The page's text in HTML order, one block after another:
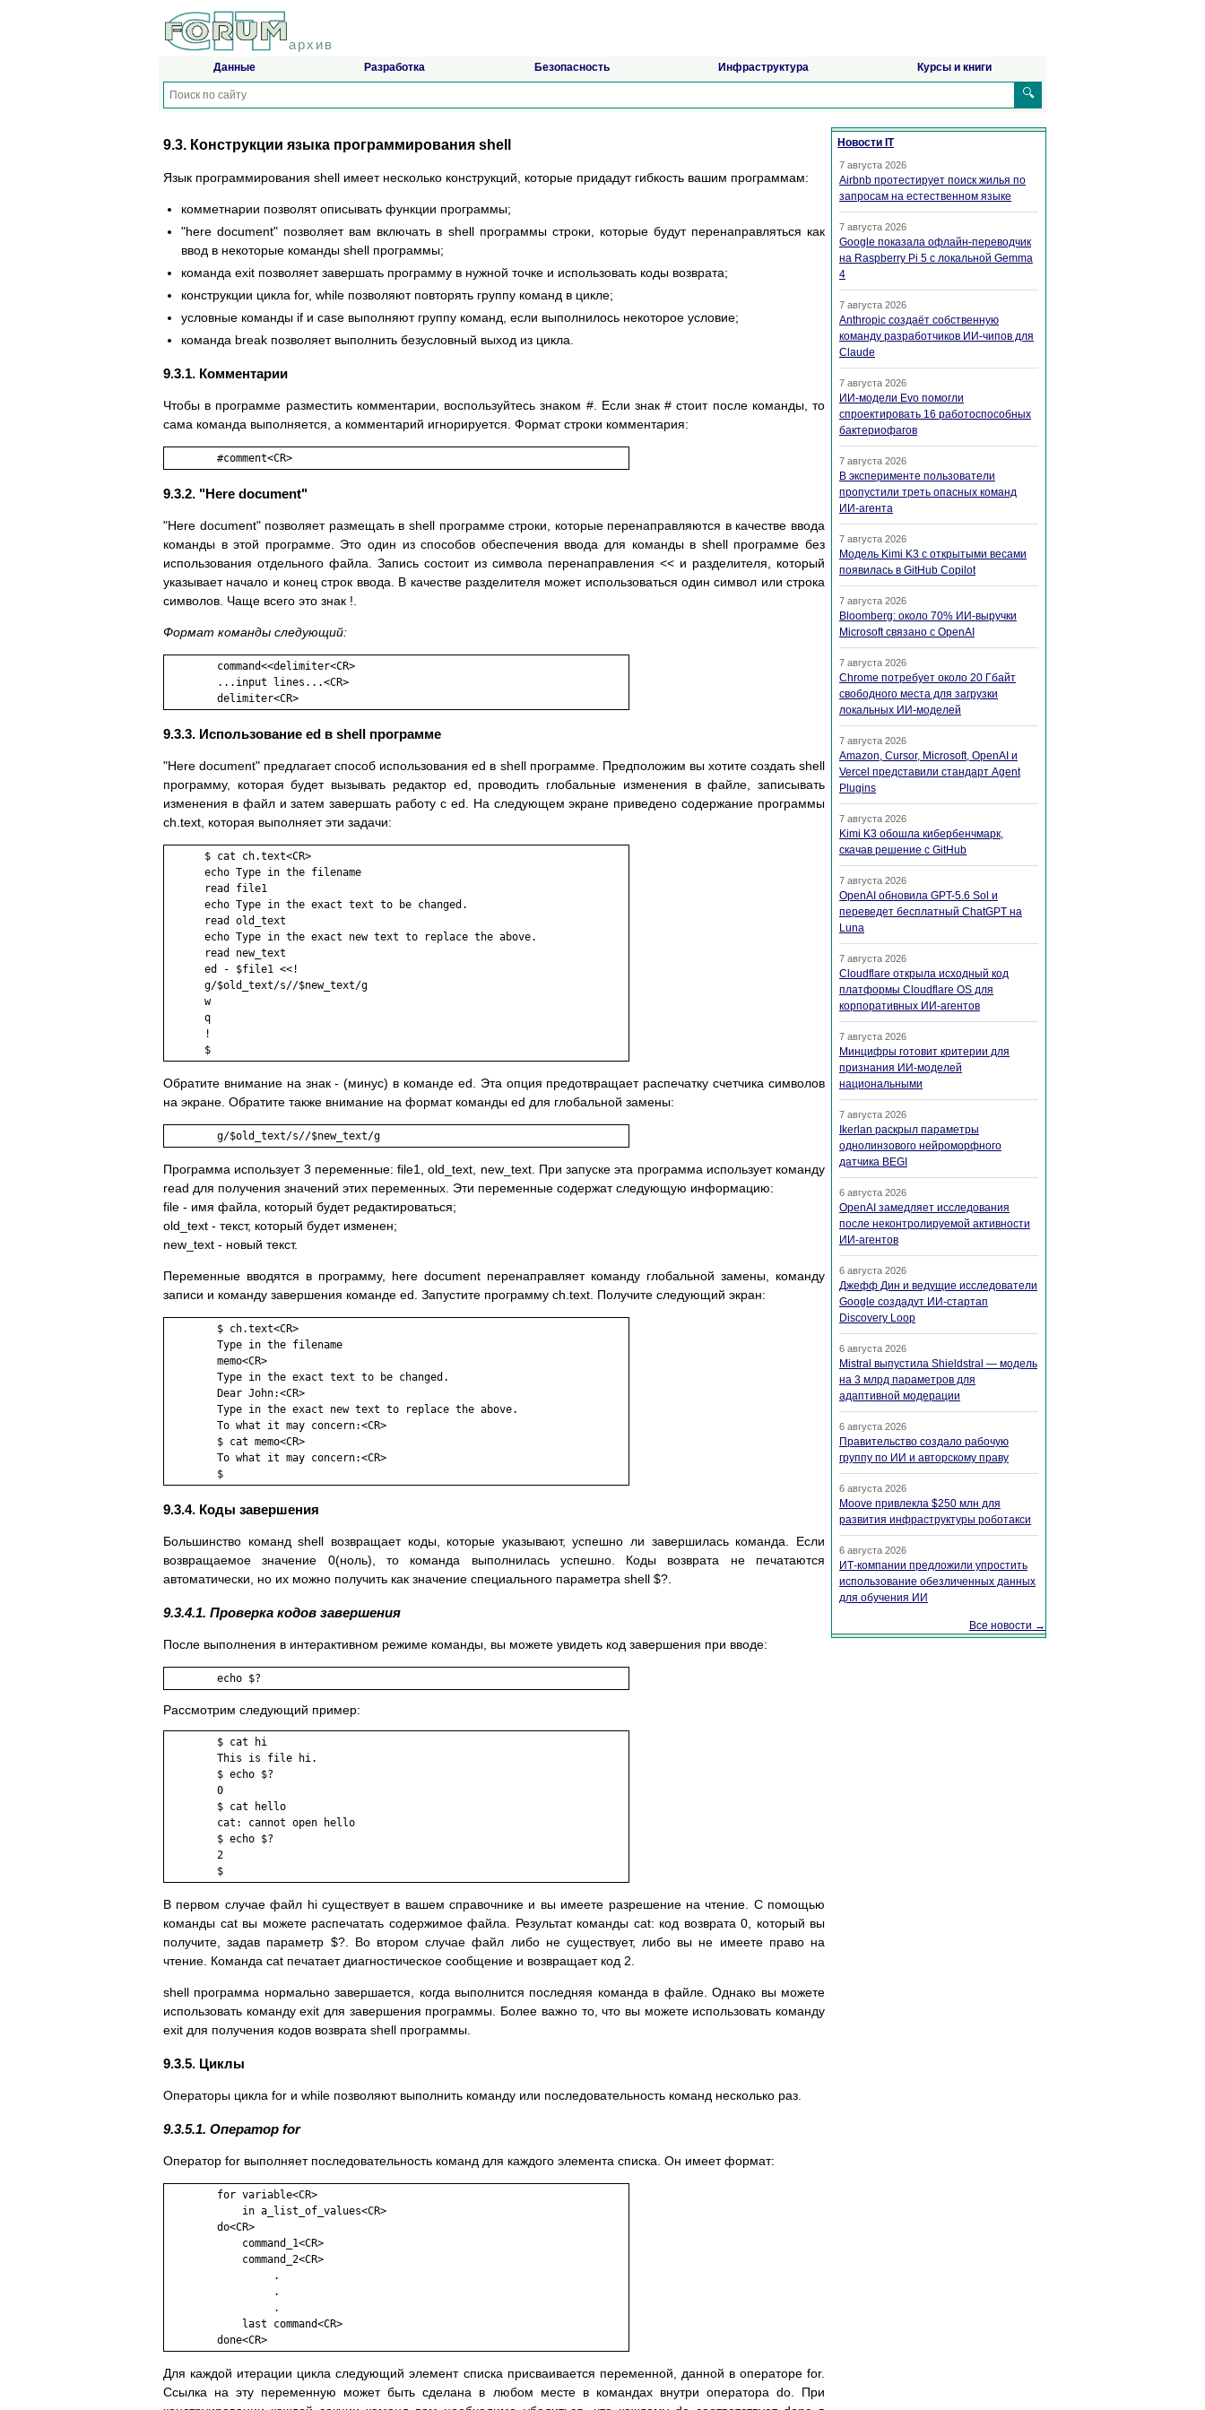
архив
Данные Разработка Безопасность Инфраструктура Курсы и книги
🔍
9.3. Конструкции языка программирования shell
Язык программирования shell имеет несколько конструкций, которые придадут гибкость вашим программам:
комметнарии позволят описывать функции программы;
"here document" позволяет вам включать в shell программы строки, которые будут перенаправляться как
ввод в некоторые команды shell программы;
команда exit позволяет завершать программу в нужной точке и использовать коды возврата;
конструкции цикла for, while позволяют повторять группу команд в цикле;
условные команды if и case выполняют группу команд, если выполнилось некоторое условие;
команда break позволяет выполнить безусловный выход из цикла.
9.3.1. Комментарии
Чтобы в программе разместить комментарии, воспользуйтесь знаком #. Если знак # стоит после команды, то
сама команда выполняется, а комментарий игнорируется. Формат строки комментария:
	#comment<CR>
9.3.2. "Here document"
"Here document" позволяет размещать в shell программе строки, которые перенаправляются в качестве ввода
команды в этой программе. Это один из способов обеспечения ввода для команды в shell программе без
использования отдельного файла. Запись состоит из символа перенаправления << и разделителя, который
указывает начало и конец строк ввода. В качестве разделителя может использоваться один символ или строка
символов. Чаще всего это знак !.
Формат команды следующий:
        command<<delimiter<CR>
        ...input lines...<CR>
        delimiter<CR>
9.3.3. Использование ed в shell программе
"Here document" предлагает способ использования ed в shell программе. Предположим вы хотите создать shell
программу, которая будет вызывать редактор ed, проводить глобальные изменения в файле, записывать
изменения в файл и затем завершать работу с ed. На следующем экране приведено содержание программы
ch.text, которая выполняет эти задачи:
      $ cat ch.text<CR>
      echo Type in the filename
      read file1
      echo Type in the exact text to be changed.
      read old_text
      echo Type in the exact new text to replace the above.
      read new_text
      ed - $file1 <<!
      g/$old_text/s//$new_text/g
      w
      q
      !
      $
Обратите внимание на знак - (минус) в команде ed. Эта опция предотвращает распечатку счетчика символов
на экране. Обратите также внимание на формат команды ed для глобальной замены:
	g/$old_text/s//$new_text/g
Программа использует 3 переменные: file1, old_text, new_text. При запуске эта программа использует команду
read для получения значений этих переменных. Эти переменные содержат следующую информацию:
file - имя файла, который будет редактироваться;
old_text - текст, который будет изменен;
new_text - новый текст.
Переменные вводятся в программу, here document перенаправляет команду глобальной замены, команду
записи и команду завершения команде ed. Запустите программу ch.text. Получите следующий экран:
        $ ch.text<CR>
        Type in the filename
        memo<CR>
        Type in the exact text to be changed.
        Dear John:<CR>
        Type in the exact new text to replace the above.
        To what it may concern:<CR>
        $ cat memo<CR>
        To what it may concern:<CR>
        $
9.3.4. Коды завершения
Большинство команд shell возвращает коды, которые указывают, успешно ли завершилась команда. Если
возвращаемое значение 0(ноль), то команда выполнилась успешно. Коды возврата не печатаются
автоматически, но их можно получить как значение специального параметра shell $?.
9.3.4.1. Проверка кодов завершения
После выполнения в интерактивном режиме команды, вы можете увидеть код завершения при вводе:
	echo $?
Рассмотрим следующий пример:
        $ cat hi
        This is file hi.
        $ echo $?
        0
        $ cat hello
        cat: cannot open hello
        $ echo $?
        2
        $
В первом случае файл hi существует в вашем справочнике и вы имеете разрешение на чтение. С помощью
команды cat вы можете распечатать содержимое файла. Результат команды cat: код возврата 0, который вы
получите, задав параметр $?. Во втором случае файл либо не существует, либо вы не имеете право на
чтение. Команда cat печатает диагностическое сообщение и возвращает код 2.
shell программа нормально завершается, когда выполнится последняя команда в файле. Однако вы можете
использовать команду exit для завершения программы. Более важно то, что вы можете использовать команду
exit для получения кодов возврата shell программы.
9.3.5. Циклы
Операторы цикла for и while позволяют выполнить команду или последовательность команд несколько раз.
9.3.5.1. Оператор for
Оператор for выполняет последовательность команд для каждого элемента списка. Он имеет формат:
        for variable<CR>
            in a_list_of_values<CR>
        do<CR>
            command_1<CR>
            command_2<CR>
                 .
                 .
                 .
            last command<CR>
        done<CR>
Для каждой итерации цикла следующий элемент списка присваивается переменной, данной в операторе for.
Ссылка на эту переменную может быть сделана в любом месте в командах внутри оператора do. При
Новости IT
7 августа 2026
Airbnb протестирует поиск жилья по
запросам на естественном языке
7 августа 2026
Google показала офлайн-переводчик
на Raspberry Pi 5 с локальной Gemma
4
7 августа 2026
Anthropic создаёт собственную
команду разработчиков ИИ-чипов для
Claude
7 августа 2026
ИИ-модели Evo помогли
спроектировать 16 работоспособных
бактериофагов
7 августа 2026
В эксперименте пользователи
пропустили треть опасных команд
ИИ-агента
7 августа 2026
Модель Kimi K3 с открытыми весами
появилась в GitHub Copilot
7 августа 2026
Bloomberg: около 70% ИИ-выручки
Microsoft связано с OpenAI
7 августа 2026
Chrome потребует около 20 Гбайт
свободного места для загрузки
локальных ИИ-моделей
7 августа 2026
Amazon, Cursor, Microsoft, OpenAI и
Vercel представили стандарт Agent
Plugins
7 августа 2026
Kimi K3 обошла кибербенчмарк,
скачав решение с GitHub
7 августа 2026
OpenAI обновила GPT-5.6 Sol и
переведет бесплатный ChatGPT на
Luna
7 августа 2026
Cloudflare открыла исходный код
платформы Cloudflare OS для
корпоративных ИИ-агентов
7 августа 2026
Минцифры готовит критерии для
признания ИИ-моделей
национальными
7 августа 2026
Ikerlan раскрыл параметры
однолинзового нейроморфного
датчика BEGI
6 августа 2026
OpenAI замедляет исследования
после неконтролируемой активности
ИИ-агентов
6 августа 2026
Джефф Дин и ведущие исследователи
Google создадут ИИ-стартап
Discovery Loop
6 августа 2026
Mistral выпустила Shieldstral — модель
на 3 млрд параметров для
адаптивной модерации
6 августа 2026
Правительство создало рабочую
группу по ИИ и авторскому праву
6 августа 2026
Moove привлекла $250 млн для
развития инфраструктуры роботакси
6 августа 2026
ИТ-компании предложили упростить
использование обезличенных данных
для обучения ИИ
Все новости →